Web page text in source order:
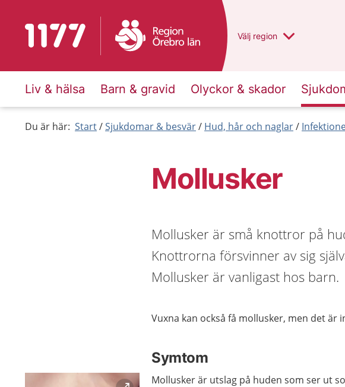
Till startsidan för 1177 Du har valt region
Välj en annan
region
Liv & hälsa Barn & gravid Olyckor & skador
Du är här: Start Sjukdomar & besvär Hud, hår och naglar
Mollusker
Mollusker är små knottror på
Knottrorna försvinner av sig
Mollusker är vanligast hos barn.
Vuxna kan också få mollusker, men det är
Symtom
Mollusker är utslag på huden som ser ut